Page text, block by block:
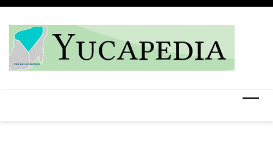
Skip
content